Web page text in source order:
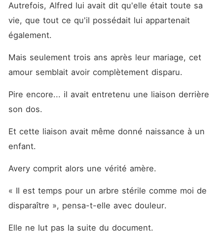
Autrefois, Alfred lui avait dit qu'elle était toute sa
vie, que tout ce qu'il possédait lui appartenait
également.
Mais seulement trois ans après leur mariage, cet
amour semblait avoir complètement disparu.
Pire encore... il avait entretenu une liaison derrière
son dos.
Et cette liaison avait même donné naissance à un
enfant.
Avery comprit alors une vérité amère.
« Il est temps pour un arbre stérile comme moi de
disparaître », pensa-t-elle avec douleur.
Elle ne lut pas la suite du document.